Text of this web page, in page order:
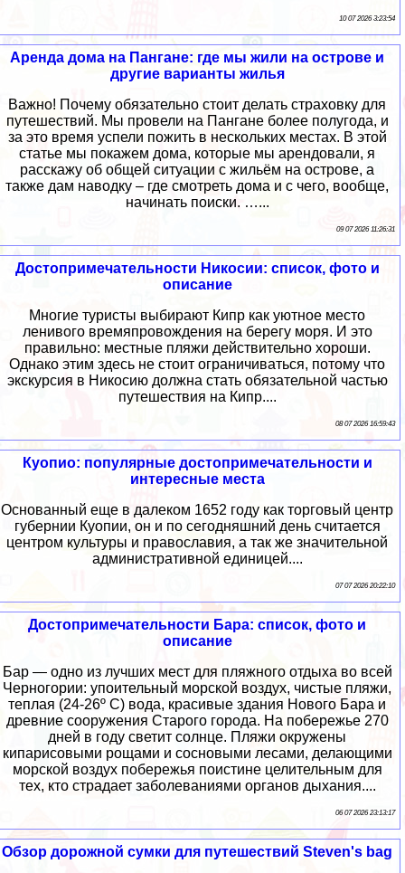
10 07 2026 3:23:54
Аренда дома на Пангане: где мы жили на острове и
другие варианты жилья
Важно! Почему обязательно стоит делать страховку для
путешествий. Мы провели на Пангане более полугода, и
за это время успели пожить в нескольких местах. В этой
статье мы покажем дома, которые мы арендовали, я
расскажу об общей ситуации с жильём на острове, а
также дам наводку – где смотреть дома и с чего, вообще,
начинать поиски. …...
09 07 2026 11:26:31
Достопримечательности Никосии: список, фото и
описание
Многие туристы выбирают Кипр как уютное место
ленивого времяпровождения на берегу моря. И это
правильно: местные пляжи действительно хороши.
Однако этим здесь не стоит ограничиваться, потому что
экскурсия в Никосию должна стать обязательной частью
путешествия на Кипр....
08 07 2026 16:59:43
Куопио: популярные достопримечательности и
интересные места
Основанный еще в далеком 1652 году как торговый центр
губернии Куопии, он и по сегодняшний день считается
центром культуры и православия, а так же значительной
административной единицей....
07 07 2026 20:22:10
Достопримечательности Бара: список, фото и
описание
Бар — одно из лучших мест для пляжного отдыха во всей
Черногории: упоительный морской воздух, чистые пляжи,
теплая (24-26º С) вода, красивые здания Нового Бара и
древние сооружения Старого города. На побережье 270
дней в году светит солнце. Пляжи окружены
кипарисовыми рощами и сосновыми лесами, делающими
морской воздух побережья поистине целительным для
тех, кто страдает заболеваниями органов дыхания....
06 07 2026 23:13:17
Обзор дорожной сумки для путешествий Steven's bag